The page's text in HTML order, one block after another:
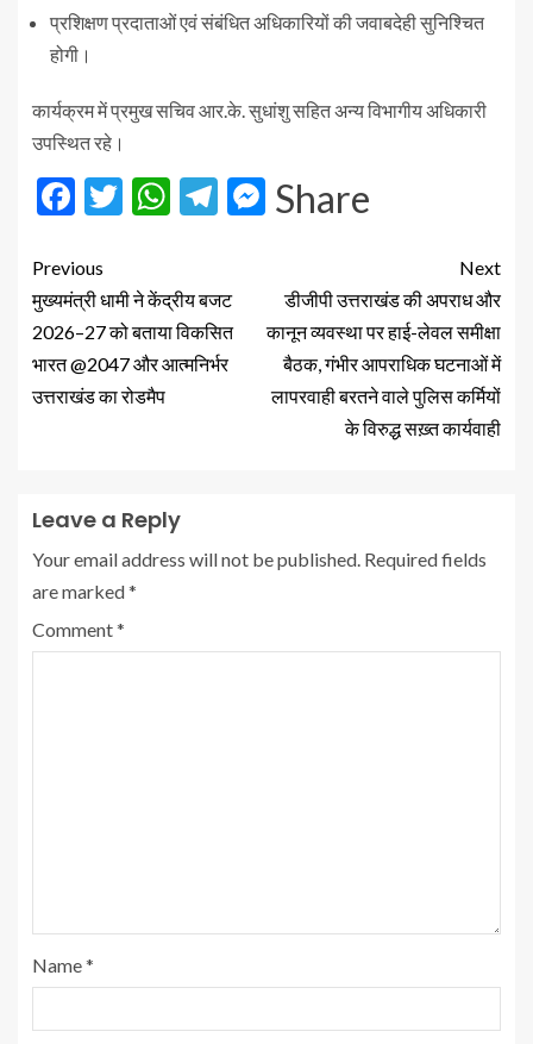
प्रशिक्षण प्रदाताओं एवं संबंधित अधिकारियों की जवाबदेही सुनिश्चित
होगी।
कार्यक्रम में प्रमुख सचिव आर.के. सुधांशु सहित अन्य विभागीय अधिकारी
उपस्थित रहे।
Facebook
Twitter
WhatsApp
Telegram
Messenger
Share
Previous
मुख्यमंत्री धामी ने केंद्रीय बजट
2026–27 को बताया विकसित
भारत @2047 और आत्मनिर्भर
उत्तराखंड का रोडमैप
Next
डीजीपी उत्तराखंड की अपराध और
कानून व्यवस्था पर हाई-लेवल समीक्षा
बैठक, गंभीर आपराधिक घटनाओं में
लापरवाही बरतने वाले पुलिस कर्मियों
के विरुद्ध सख़्त कार्यवाही
Leave a Reply
Your email address will not be published. Required fields
are marked*
Comment*
Name*